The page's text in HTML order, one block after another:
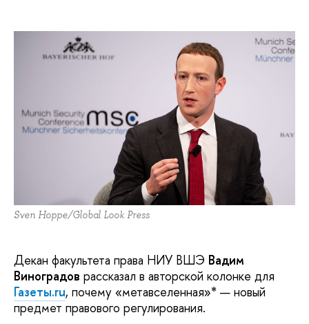
Sven Hoppe/Global Look Press
Декан факультета права НИУ ВШЭ Вадим
Виноградов рассказал в авторской колонке для
Газеты.ru, почему «метавселенная»* — новый
предмет правового регулирования.